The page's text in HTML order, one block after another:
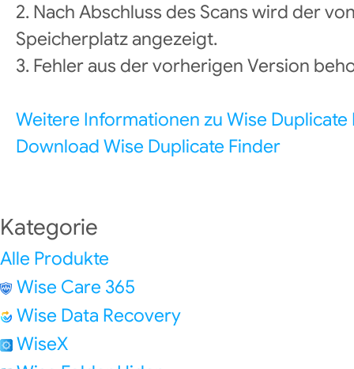
2. Nach Abschluss des Scans wird der
Speicherplatz angezeigt.
3. Fehler aus der vorherigen Version
Weitere Informationen zu Wise Duplicate
Download Wise Duplicate Finder
Kategorie
Alle Produkte
Wise Care 365
Wise Data Recovery
WiseX